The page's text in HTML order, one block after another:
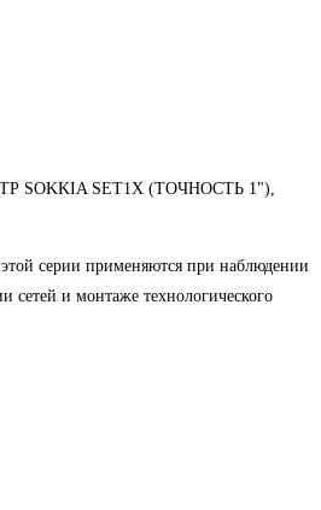
SET1X (ТОЧНОСТЬ 1"),
серии применяются при наблюдении
сетей и монтаже технологического